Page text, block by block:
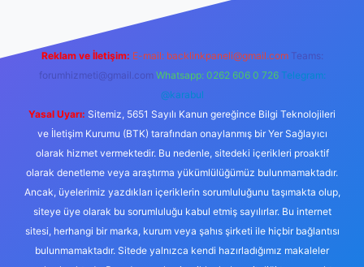
Reklam ve İletişim: E-mail: backlinkpaneli@gmail.com Teams:
forumhizmeti@gmail.com Whatsapp: 0262 606 0 726 Telegram:
@karabul
Yasal Uyarı: Sitemiz, 5651 Sayılı Kanun gereğince Bilgi Teknolojileri
ve İletişim Kurumu (BTK) tarafından onaylanmış bir Yer Sağlayıcı
olarak hizmet vermektedir. Bu nedenle, sitedeki içerikleri proaktif
olarak denetleme veya araştırma yükümlülüğümüz bulunmamaktadır.
Ancak, üyelerimiz yazdıkları içeriklerin sorumluluğunu taşımakta olup,
siteye üye olarak bu sorumluluğu kabul etmiş sayılırlar. Bu internet
sitesi, herhangi bir marka, kurum veya şahıs şirketi ile hiçbir bağlantısı
bulunmamaktadır. Sitede yalnızca kendi hazırladığımız makaleler